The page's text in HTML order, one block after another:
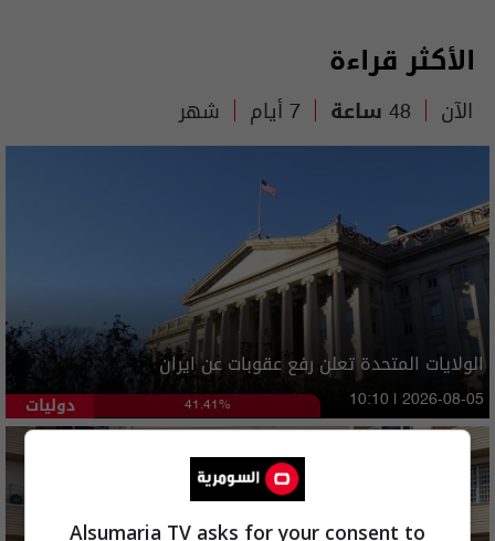
الأكثر قراءة
الآن 48 ساعة 7 أيام شهر
الولايات المتحدة تعلن رفع عقوبات عن ايران
دوليات 41.41% 10:10 | 2026-08-05
Alsumaria TV asks for your consent to